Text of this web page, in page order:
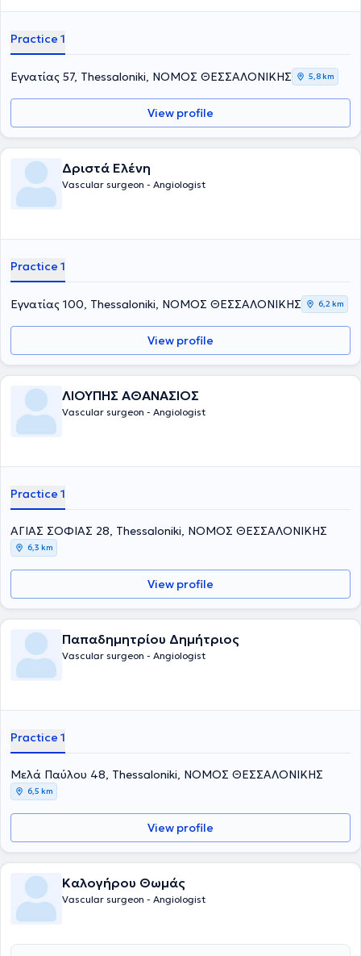
Practice 1
Εγνατίας 57, Thessaloniki, ΝΟΜΟΣ ΘΕΣΣΑΛΟΝΙΚΗΣ 5,8 km
View profile
Δριστά Ελένη
Vascular surgeon - Angiologist
Practice 1
Εγνατίας 100, Thessaloniki, ΝΟΜΟΣ ΘΕΣΣΑΛΟΝΙΚΗΣ 6,2 km
View profile
ΛΙΟΥΠΗΣ ΑΘΑΝΑΣΙΟΣ
Vascular surgeon - Angiologist
Practice 1
ΑΓΙΑΣ ΣΟΦΙΑΣ 28, Thessaloniki, ΝΟΜΟΣ ΘΕΣΣΑΛΟΝΙΚΗΣ
6,3 km
View profile
Παπαδημητρίου Δημήτριος
Vascular surgeon - Angiologist
Practice 1
Μελά Παύλου 48, Thessaloniki, ΝΟΜΟΣ ΘΕΣΣΑΛΟΝΙΚΗΣ
6,5 km
View profile
Καλογήρου Θωμάς
Vascular surgeon - Angiologist